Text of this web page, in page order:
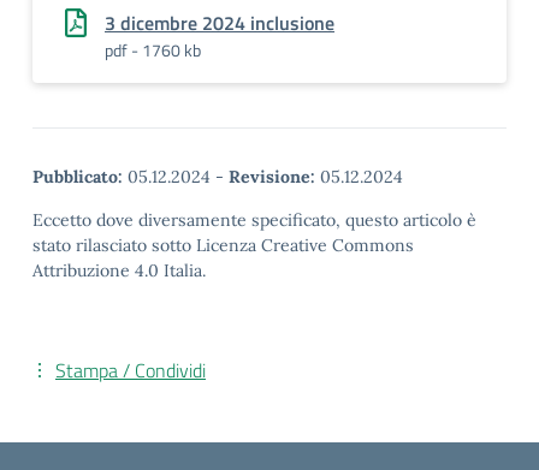
3 dicembre 2024 inclusione
pdf - 1760 kb
Pubblicato: 05.12.2024 - Revisione: 05.12.2024
Eccetto dove diversamente specificato, questo articolo è
stato rilasciato sotto Licenza Creative Commons
Attribuzione 4.0 Italia.
Stampa / Condividi